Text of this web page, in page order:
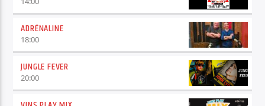
ADRÉNALINE
18:00
JUNGLE FEVER
20:00